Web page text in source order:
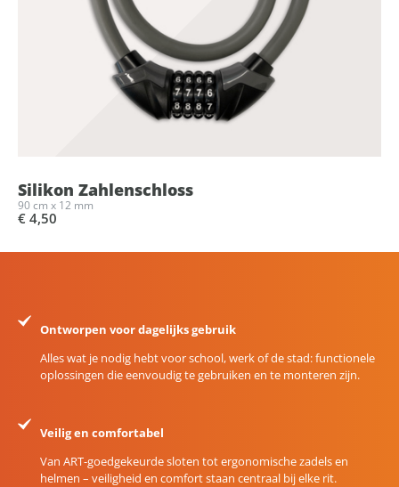
Silikon Zahlenschloss
90 cm x 12 mm
€ 4,50
Ontworpen voor dagelijks gebruik
Alles wat je nodig hebt voor school, werk of de stad: functionele
oplossingen die eenvoudig te gebruiken en te monteren zijn.
Veilig en comfortabel
Van ART-goedgekeurde sloten tot ergonomische zadels en
helmen – veiligheid en comfort staan centraal bij elke rit.